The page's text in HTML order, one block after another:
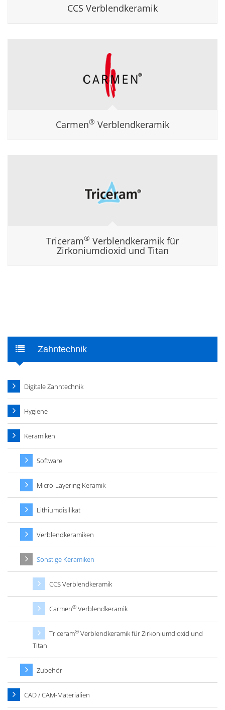
CCS Verblendkeramik
Carmen® Verblendkeramik
Triceram® Verblendkeramik für
Zirkoniumdioxid und Titan
Zahntechnik
Digitale Zahntechnik
Hygiene
Keramiken
Software
Micro-Layering Keramik
Lithiumdisilikat
Verblendkeramiken
Sonstige Keramiken
CCS Verblendkeramik
Carmen® Verblendkeramik
Triceram® Verblendkeramik für Zirkoniumdioxid und
Titan
Zubehör
CAD / CAM-Materialien